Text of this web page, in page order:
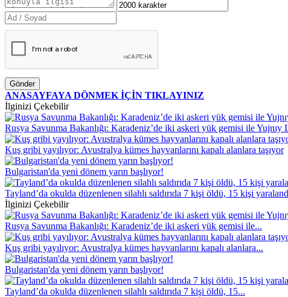
Gönder
ANASAYFAYA DÖNMEK İÇİN TIKLAYINIZ
İlginizi Çekebilir
Rusya Savunma Bakanlığı: Karadeniz’de iki askeri yük gemisi ile Yujnıy
Kuş gribi yayılıyor: Avustralya kümes hayvanlarını kapalı alanlara taşıyor
Bulgaristan'da yeni dönem yarın başlıyor!
Tayland’da okulda düzenlenen silahlı saldırıda 7 kişi öldü, 15 kişi
İlginizi Çekebilir
Rusya Savunma Bakanlığı: Karadeniz’de iki askeri yük gemisi ile...
Kuş gribi yayılıyor: Avustralya kümes hayvanlarını kapalı alanlara...
Bulgaristan'da yeni dönem yarın başlıyor!
Tayland’da okulda düzenlenen silahlı saldırıda 7 kişi öldü, 15...